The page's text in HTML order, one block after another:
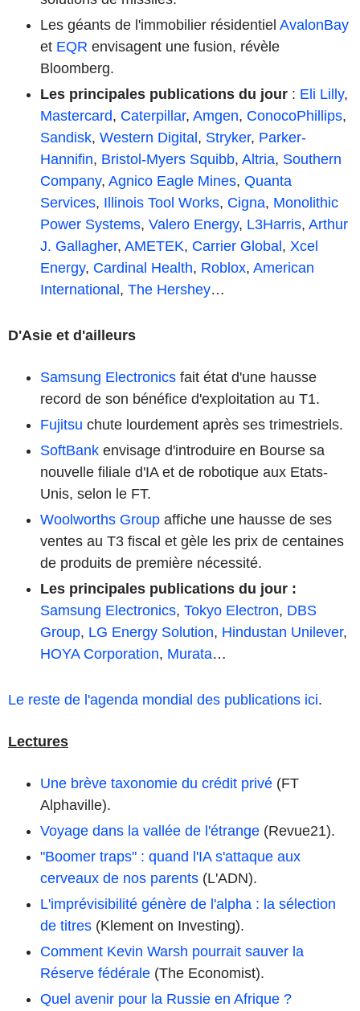
Les géants de l'immobilier résidentiel AvalonBay
et EQR envisagent une fusion, révèle
Bloomberg.
Les principales publications du jour : Eli Lilly,
Mastercard, Caterpillar, Amgen, ConocoPhillips,
Sandisk, Western Digital, Stryker, Parker-
Hannifin, Bristol-Myers Squibb, Altria, Southern
Company, Agnico Eagle Mines, Quanta
Services, Illinois Tool Works, Cigna, Monolithic
Power Systems, Valero Energy, L3Harris, Arthur
J. Gallagher, AMETEK, Carrier Global, Xcel
Energy, Cardinal Health, Roblox, American
International, The Hershey…
D'Asie et d'ailleurs
Samsung Electronics fait état d'une hausse
record de son bénéfice d'exploitation au T1.
Fujitsu chute lourdement après ses trimestriels.
SoftBank envisage d'introduire en Bourse sa
nouvelle filiale d'IA et de robotique aux Etats-
Unis, selon le FT.
Woolworths Group affiche une hausse de ses
ventes au T3 fiscal et gèle les prix de centaines
de produits de première nécessité.
Les principales publications du jour :
Samsung Electronics, Tokyo Electron, DBS
Group, LG Energy Solution, Hindustan Unilever,
HOYA Corporation, Murata…
Le reste de l'agenda mondial des publications ici.
Lectures
Une brève taxonomie du crédit privé (FT
Alphaville).
Voyage dans la vallée de l'étrange (Revue21).
"Boomer traps" : quand l'IA s'attaque aux
cerveaux de nos parents (L'ADN).
L'imprévisibilité génère de l'alpha : la sélection
de titres (Klement on Investing).
Comment Kevin Warsh pourrait sauver la
Réserve fédérale (The Economist).
Quel avenir pour la Russie en Afrique ?